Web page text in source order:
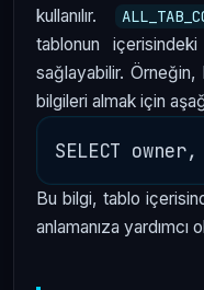
kullanılır.
tablonun
sağlayabilir.
bilgileri almak için
Bu bilgi, tablo
anlamanıza yardımcı